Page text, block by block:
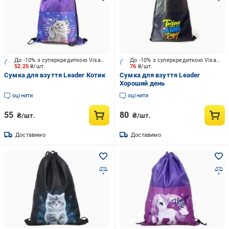
52.25₴/шт.
До -10% з суперкредиткою Visa Вигода
Сумка для взуття Leader Котик
оцінити
55 ₴/шт.
Доставимо
76 ₴/шт.
До -10% з суперкредиткою Visa Вигода
Сумка для взуття Leader
Хороший день
оцінити
80 ₴/шт.
Доставимо